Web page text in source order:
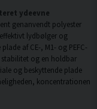
ydeevne
genanvendt polyester
lydbølger og
af CE-, M1- og PEFC-
og en holdbar
og beskyttende plade
koncentrationen